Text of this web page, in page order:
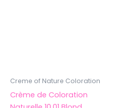
Creme of Nature Coloration
Crème de Coloration